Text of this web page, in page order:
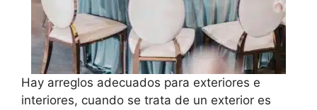
Hay arreglos adecuados para exteriores e
interiores, cuando se trata de un exterior es